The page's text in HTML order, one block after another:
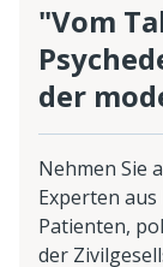
"Vom
der
Nehmen Sie
Experten
Patienten,
der